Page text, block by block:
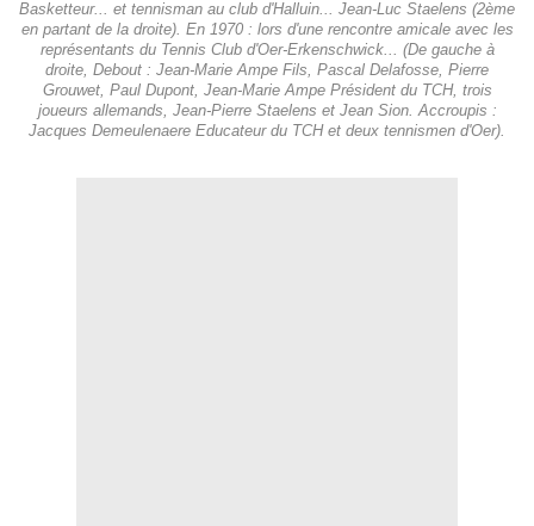
Basketteur... et tennisman au club d'Halluin... Jean-Luc Staelens (2ème
en partant de la droite). En 1970 : lors d'une rencontre amicale avec les
représentants du Tennis Club d'Oer-Erkenschwick... (De gauche à
droite, Debout : Jean-Marie Ampe Fils, Pascal Delafosse, Pierre
Grouwet, Paul Dupont, Jean-Marie Ampe Président du TCH, trois
joueurs allemands, Jean-Pierre Staelens et Jean Sion. Accroupis :
Jacques Demeulenaere Educateur du TCH et deux tennismen d'Oer).